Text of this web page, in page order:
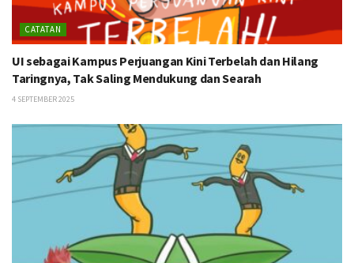
CATATAN
UI sebagai Kampus Perjuangan Kini Terbelah dan Hilang
Taringnya, Tak Saling Mendukung dan Searah
4 SEPTEMBER 2025